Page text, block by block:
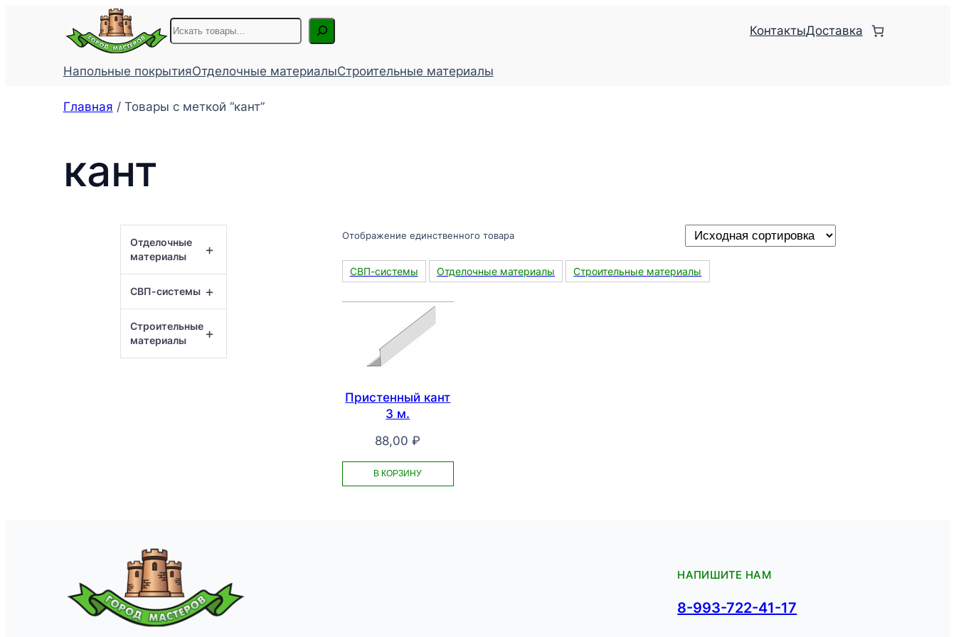
содержимому
Поиск
КонтактыДоставка
Напольные покрытияОтделочные материалыСтроительные материалы
Главная / Товары с меткой “кант”
кант
+
Отделочные
материалы
+
СВП-системы
+
Строительные
материалы
Отображение единственного товара
СВП-системы Отделочные материалы Строительные материалы
Пристенный кант
3 м.
88,00₽
В КОРЗИНУ
НАПИШИТЕ НАМ
8-993-722-41-17